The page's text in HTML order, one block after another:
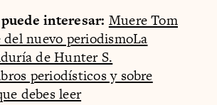
interesar: Muere Tom
del nuevo periodismoLa
de Hunter S.
periodísticos y sobre
debes leer